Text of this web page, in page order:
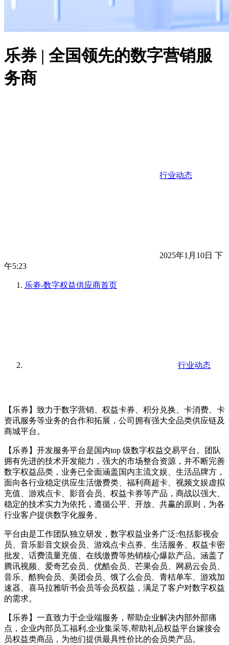
乐券 | 全国领先的数字营销服
务商
行业动态
2025年1月10日 下
午5:23
乐劵-数字权益供应商首页
行业动态
【乐券】致力于数字营销、权益卡券、积分兑换、卡消费、卡
资讯服务等业务的合作和拓展，公司拥有强大全品类供应链及
商城平台。
【乐券】开发服务平台是国内top 级数字权益交易平台。团队
拥有先进的技术开发能力，强大的市场整合资源，并不断完善
数字权益品类，业务已全面涵盖国内主流文娱、生活品牌方，
面向各行业稳定供应生活缴费类、福利商超卡、视频文娱虚拟
充值、游戏点卡、影音会员、权益卡券等产品，商战以强大、
稳定的技术实力为依托，遵循公平、开放、共赢的原则，为各
行业客户提供数字化服务。
平台由是工作团队独立研发，数字权益业务广泛:包括影视会
员、音乐影音文娱会员、游戏点卡点券、生活服务、权益卡密
批发、话费流量充值、在线缴费等热销核心爆款产品。涵盖了
腾讯视频、爱奇艺会员、优酷会员、芒果会员、网易云会员、
音乐、酷狗会员、美团会员、饿了么会员、青桔单车、游戏加
速器、喜马拉雅听书会员等会员权益，满足了客户对数字权益
的需求。
【乐券】一直致力于企业端服务，帮助企业解决内部外部痛
点，企业内部员工福利,企业集采等,帮助礼品权益平台嫁接会
员权益类商品，为他们提供最具性价比的会员类产品。